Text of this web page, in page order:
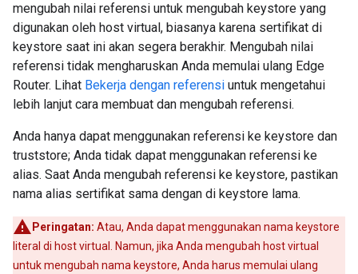
mengubah nilai referensi untuk mengubah keystore yang
digunakan oleh host virtual, biasanya karena sertifikat di
keystore saat ini akan segera berakhir. Mengubah nilai
referensi tidak mengharuskan Anda memulai ulang Edge
Router. Lihat Bekerja dengan referensi untuk mengetahui
lebih lanjut cara membuat dan mengubah referensi.
Anda hanya dapat menggunakan referensi ke keystore dan
truststore; Anda tidak dapat menggunakan referensi ke
alias. Saat Anda mengubah referensi ke keystore, pastikan
nama alias sertifikat sama dengan di keystore lama.
Peringatan: Atau, Anda dapat menggunakan nama keystore
literal di host virtual. Namun, jika Anda mengubah host virtual
untuk mengubah nama keystore, Anda harus memulai ulang